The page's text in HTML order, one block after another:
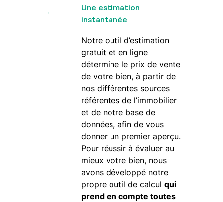
Une estimation
instantanée
Notre outil d’estimation
gratuit et en ligne
détermine le prix de vente
de votre bien, à partir de
nos différentes sources
référentes de l’immobilier
et de notre base de
données, afin de vous
donner un premier aperçu.
Pour réussir à évaluer au
mieux votre bien, nous
avons développé notre
propre outil de calculqui
prend en compte toutes